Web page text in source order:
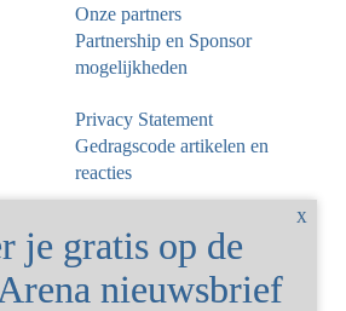
Onze partners
Partnership en Sponsor
mogelijkheden
Privacy Statement
Gedragscode artikelen en
reacties